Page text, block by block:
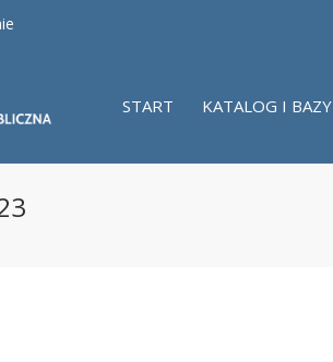
START KATALOG I BAZY